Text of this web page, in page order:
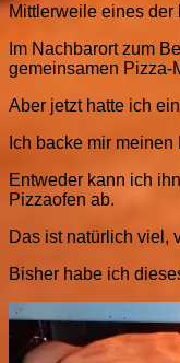
Mittlerweile eines der
Im Nachbarort zum
gemeinsamen
Aber jetzt hatte ich
Ich backe mir
Entweder kann ich
Pizzaofen ab.
Das ist natürlich viel,
Bisher habe ich